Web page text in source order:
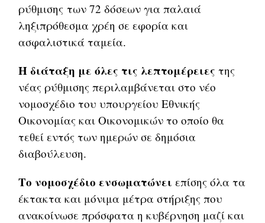
ρύθμισης των 72 δόσεων για παλαιά
ληξιπρόθεσμα χρέη σε εφορία και
ασφαλιστικά ταμεία.
Η διάταξη με όλες τις λεπτομέρειεςτης
νέας ρύθμισης περιλαμβάνεται στο νέο
νομοσχέδιο του υπουργείου Εθνικής
Οικονομίας και Οικονομικών το οποίο θα
τεθεί εντός των ημερών σε δημόσια
διαβούλευση.
Το νομοσχέδιο ενσωματώνειεπίσης όλα τα
έκτακτα και μόνιμα μέτρα στήριξης που
ανακοίνωσε πρόσφατα η κυβέρνηση μαζί και